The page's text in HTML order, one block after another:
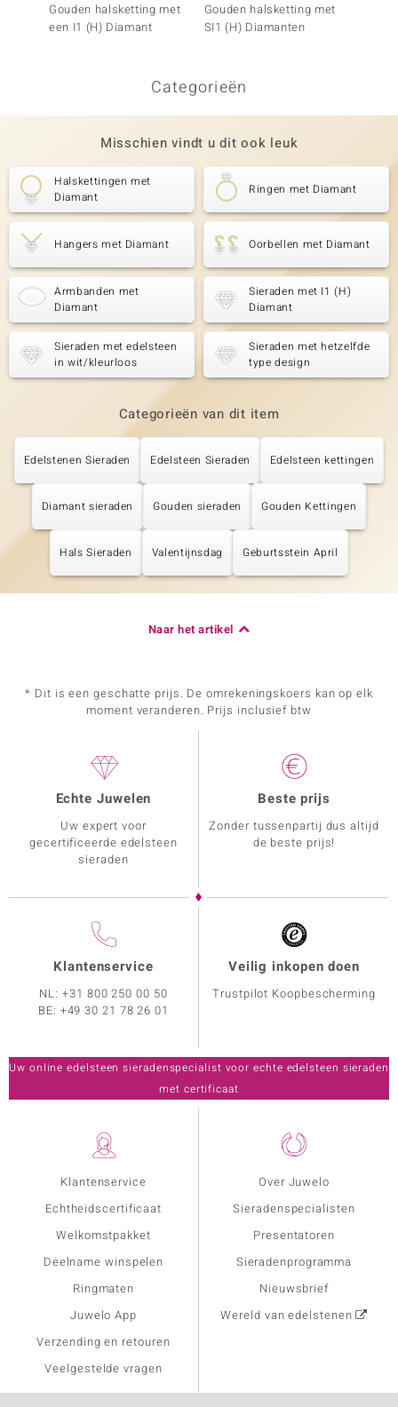
Gouden halsketting met
een I1 (H) Diamant
Gouden halsketting met
SI1 (H) Diamanten
Categorieën
Misschien vindt u dit ook leuk
Halskettingen met
Diamant
Ringen met Diamant
Hangers met Diamant Oorbellen met Diamant
Armbanden met
Diamant
Sieraden met I1 (H)
Diamant
Sieraden met edelsteen
in wit/kleurloos
Sieraden met hetzelfde
type design
Categorieën van dit item
Edelstenen Sieraden Edelsteen Sieraden Edelsteen kettingen
Diamant sieraden Gouden sieraden Gouden Kettingen
Hals Sieraden Valentijnsdag Geburtsstein April
Naar het artikel
* Dit is een geschatte prijs. De omrekeningskoers kan op elk
moment veranderen. Prijs inclusief btw
Klantenservice
Echtheidscertificaat
Welkomstpakket
Deelname winspelen
Ringmaten
Juwelo App
Verzending en retouren
Veelgestelde vragen
Over Juwelo
Sieradenspecialisten
Presentatoren
Sieradenprogramma
Nieuwsbrief
Wereld van edelstenen
Echte Juwelen
Uw expert voor
gecertificeerde edelsteen
sieraden
Beste prijs
Zonder tussenpartij dus altijd
de beste prijs!
Klantenservice
NL:+31 800 250 00 50
BE: +49 30 21 78 26 01
Veilig inkopen doen
Trustpilot Koopbescherming
Uw online edelsteen sieradenspecialist voor echte edelsteen sieraden
met certificaat